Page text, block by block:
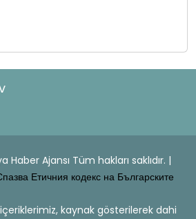
Ajansı Tüm hakları saklıdır. |
Етичния кодекс на Българските
kaynak gösterilerek dahi